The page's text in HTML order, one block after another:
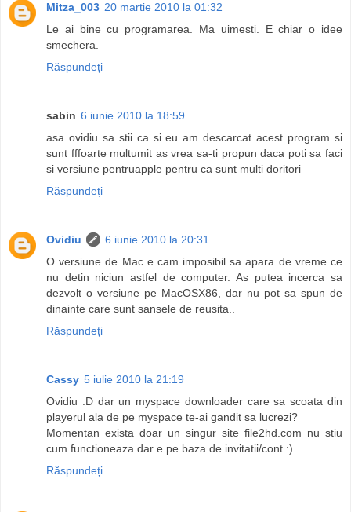
Mitza_003 20 martie 2010 la 01:32
Le ai bine cu programarea. Ma uimesti. E chiar o idee
smechera.
Răspundeți
sabin 6 iunie 2010 la 18:59
asa ovidiu sa stii ca si eu am descarcat acest program si
sunt fffoarte multumit as vrea sa-ti propun daca poti sa faci
si versiune pentruapple pentru ca sunt multi doritori
Răspundeți
Ovidiu
6 iunie 2010 la 20:31
O versiune de Mac e cam imposibil sa apara de vreme ce
nu detin niciun astfel de computer. As putea incerca sa
dezvolt o versiune pe MacOSX86, dar nu pot sa spun de
dinainte care sunt sansele de reusita..
Răspundeți
Cassy 5 iulie 2010 la 21:19
Ovidiu :D dar un myspace downloader care sa scoata din
playerul ala de pe myspace te-ai gandit sa lucrezi?
Momentan exista doar un singur site file2hd.com nu stiu
cum functioneaza dar e pe baza de invitatii/cont :)
Răspundeți